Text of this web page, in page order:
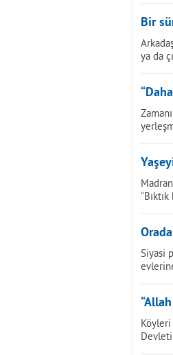
Bir
ya da
“Bıktık
Siyasi
Köyleri